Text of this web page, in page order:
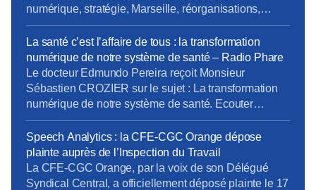
spécifiques de […]
numérique, stratégie, Marseille, réorganisations,
QVCT, IA, SFR. Pour la consulter : revue de presse
de juin. Pour vous abonner gratuitement : s’abonner
Vous pouvez lire les articles au fil de leur publication
en rubrique Revue de presse, mais aussi en nous […]
La santé c’est l’affaire de tous : la transformation
numérique de notre système de santé – Radio Phare
Le docteur Edmundo Pereira reçoit Monsieur
Sébastien CROZIER sur le sujet : La transformation
numérique de notre système de santé. Ecouter
l’interview. Ecouter sur Radio Phare – 05/06/2026
Speech Analytics : la CFE-CGC Orange dépose
plainte auprès de l’Inspection du Travail
La CFE-CGC Orange, par la voix de son Délégué
Syndical Central, a officiellement déposé plainte le 17